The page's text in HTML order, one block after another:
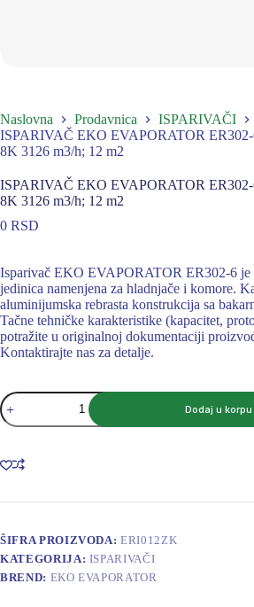
Naslovna Prodavnica
ISPARIVAČI
ISPARIVAČ EKO EVAPORATOR
8K 3126 m3/h; 12 m2
ISPARIVAČ EKO EVAPORATOR
8K 3126 m3/h; 12 m2
0 RSD
Isparivač EKO EVAPORATOR ER302-6 je
jedinica namenjena za hladnjače i komore.
aluminijumska rebrasta konstrukcija sa
Tačne tehničke karakteristike (kapacitet,
potražite u originalnoj dokumentaciji
Kontaktirajte nas za detalje.
ISPARIVAČ
EKO
EVAPORATOR
6
2,75
DT-
3126
m3/h;
12
m2
Dodaj u korpu
ŠIFRA PROIZVODA:ERI012ZK
KATEGORIJA: ISPARIVAČI
BREND: EKO EVAPORATOR